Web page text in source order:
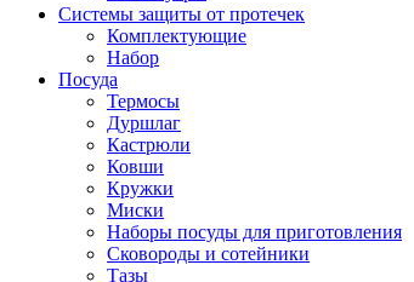
Системы защиты от протечек
Комплектующие
Набор
Посуда
Термосы
Дуршлаг
Кастрюли
Ковши
Кружки
Миски
Наборы посуды для приготовления
Сковороды и сотейники
Тазы